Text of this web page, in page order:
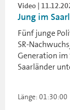
Video |
Jung im
Fünf junge
SR-
Generation im
Saarländer
Länge: 01:30:00